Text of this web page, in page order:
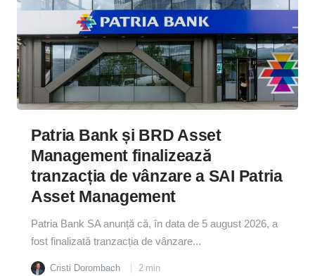
Patria Bank și BRD Asset
Management finalizează
tranzacția de vânzare a SAI Patria
Asset Management
Patria Bank SA anunță că, în data de 5 august 2026, a
fost finalizată tranzacția de vânzare...
Cristi Dorombach 2 min